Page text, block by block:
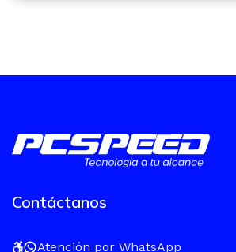
Contáctanos
Atención por WhatsApp